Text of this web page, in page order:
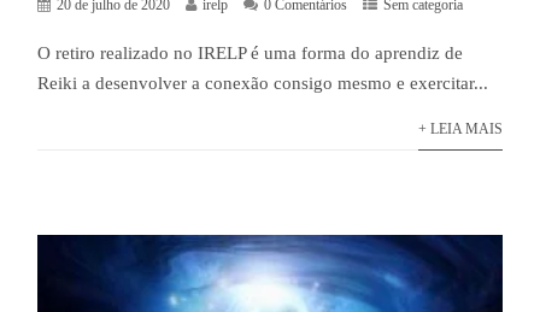
20 de julho de 2020 irelp 0 Comentários Sem categoria
O retiro realizado no IRELP é uma forma do aprendiz de
Reiki a desenvolver a conexão consigo mesmo e exercitar...
+ LEIA MAIS